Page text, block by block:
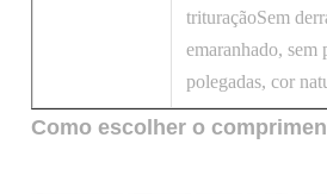
trituraçãoSem
emaranhado, sem
polegadas, cor
Como escolher o